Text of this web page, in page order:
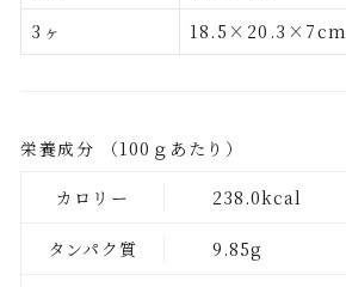
3ヶ
18.5×20.3×7cm
栄養成分 （100ｇあたり）
カロリー 238.0kcal
タンパク質 9.85g